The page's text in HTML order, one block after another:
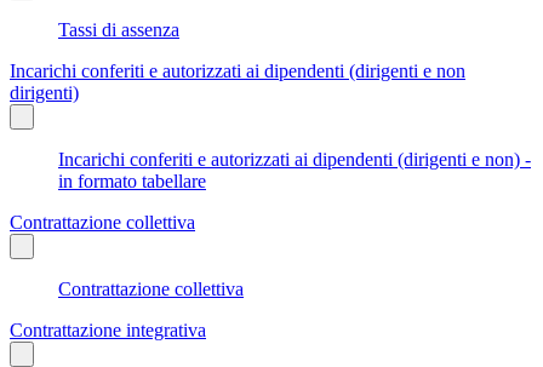
Tassi di assenza
Incarichi conferiti e autorizzati ai dipendenti (dirigenti e non
dirigenti)
Incarichi conferiti e autorizzati ai dipendenti (dirigenti e non) -
in formato tabellare
Contrattazione collettiva
Contrattazione collettiva
Contrattazione integrativa